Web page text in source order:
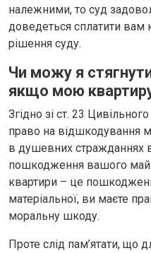
належними, то суд
доведеться сплатити вам
рішення суду.
Чи можу я
якщо мою
Згідно зі ст. 23
право на відшкодування
в душевних стражданнях
пошкодження вашого
квартири – це
матеріальної, ви маєте
моральну шкоду.
Проте слід пам’ятати, що